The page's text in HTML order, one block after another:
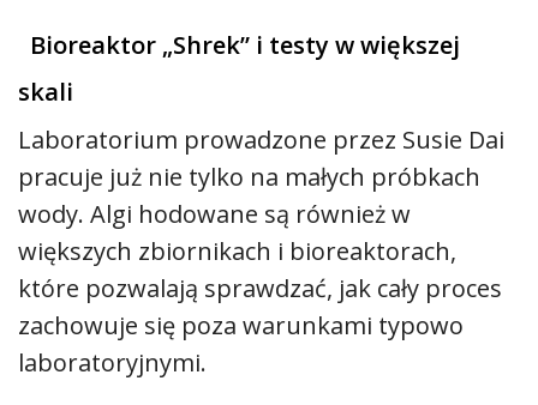
Bioreaktor „Shrek” i testy w większej
skali
Laboratorium prowadzone przez Susie Dai
pracuje już nie tylko na małych próbkach
wody. Algi hodowane są również w
większych zbiornikach i bioreaktorach,
które pozwalają sprawdzać, jak cały proces
zachowuje się poza warunkami typowo
laboratoryjnymi.